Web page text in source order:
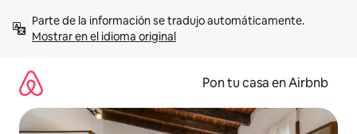
contenidoMostrar en el idioma original
Pon tu casa en Airbnb